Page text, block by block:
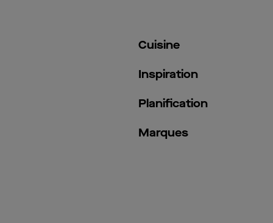
Cuisine
Inspiration
Planification
Marques